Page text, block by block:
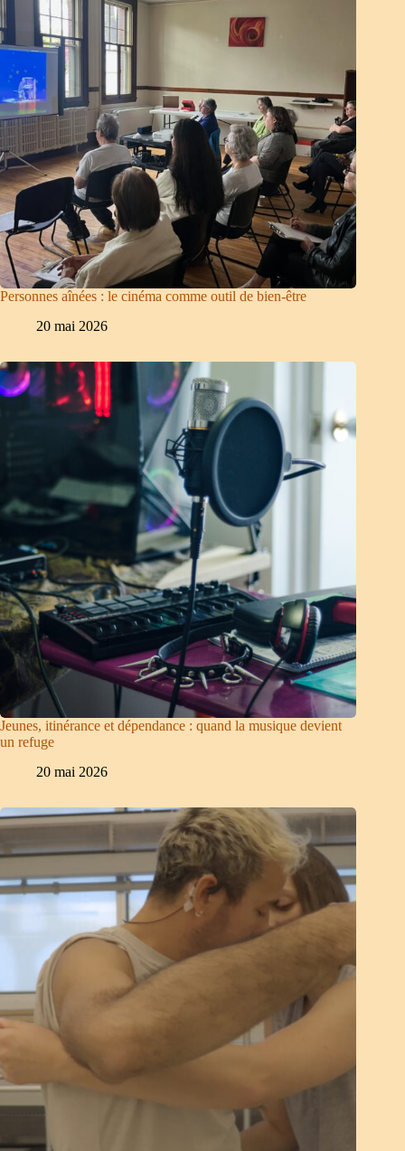
Personnes aînées : le cinéma comme outil de bien-être
20 mai 2026
Jeunes, itinérance et dépendance : quand la musique devient
un refuge
20 mai 2026